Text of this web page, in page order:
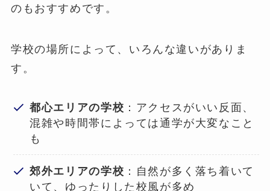
のもおすすめです。
学校の場所によって、いろんな違いがありま
す。
都心エリアの学校 ：アクセスがいい反面、
混雑や時間帯によっては通学が大変なこと
も
郊外エリアの学校 ：自然が多く落ち着いて
いて、ゆったりした校風が多め